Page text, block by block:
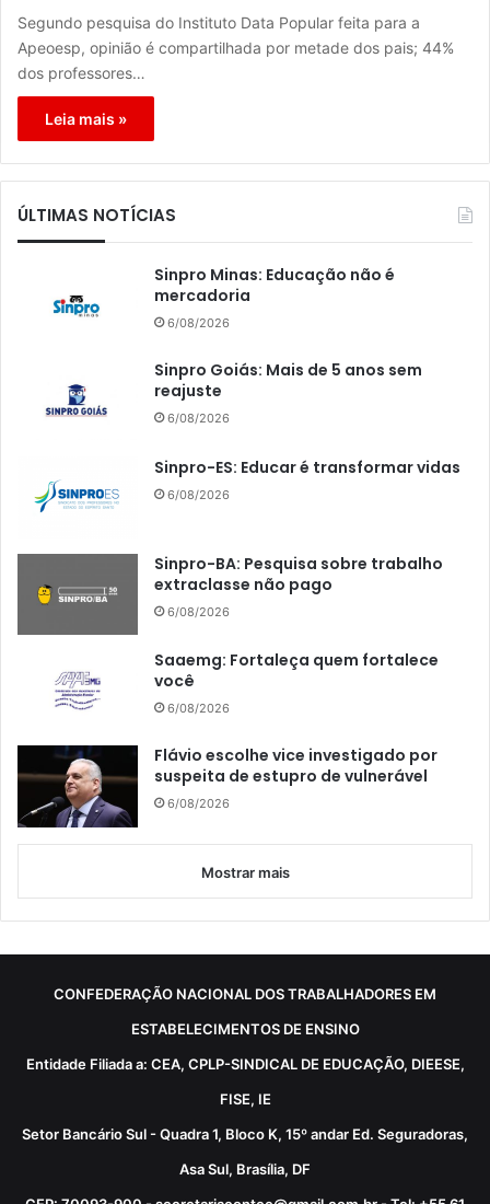
Segundo pesquisa do Instituto Data Popular feita para a
Apeoesp, opinião é compartilhada por metade dos pais; 44%
dos professores…
Leia mais »
ÚLTIMAS NOTÍCIAS
Sinpro Minas: Educação não é
mercadoria
6/08/2026
Sinpro Goiás: Mais de 5 anos sem
reajuste
6/08/2026
Sinpro-ES: Educar é transformar vidas
6/08/2026
Sinpro-BA: Pesquisa sobre trabalho
extraclasse não pago
6/08/2026
Saaemg: Fortaleça quem fortalece
você
6/08/2026
Flávio escolhe vice investigado por
suspeita de estupro de vulnerável
6/08/2026
Mostrar mais
CONFEDERAÇÃO NACIONAL DOS TRABALHADORES EM
ESTABELECIMENTOS DE ENSINO
Entidade Filiada a: CEA, CPLP-SINDICAL DE EDUCAÇÃO, DIEESE,
FISE, IE
Setor Bancário Sul - Quadra 1, Bloco K, 15º andar Ed. Seguradoras,
Asa Sul, Brasília, DF